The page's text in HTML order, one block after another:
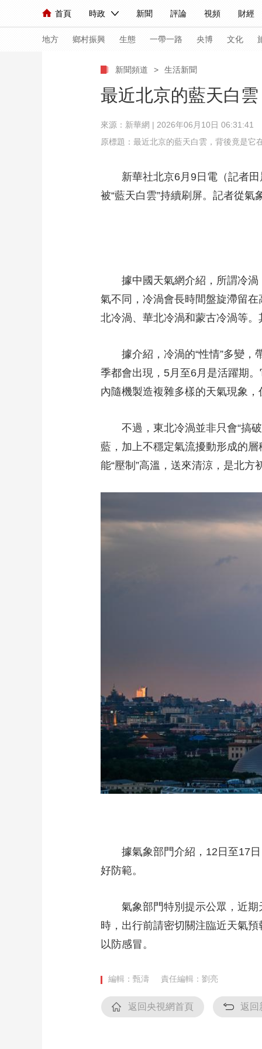
首頁 時政 新聞 評論 視頻 財經
人民領袖習近平 聯播+ 中國領導人 央視快評 習
直播 欄目大全 節目單 聽音 微視頻
海外頻道 iPanda English Монгол
地方 鄉村振興 生態 一帶一路 央博 文化
小央視頻 小央直播 直播中國 熊
前線 比劃 快看 藍海中國 新
鄉村振興 生態環境 一帶一路
大國展會 大國保險 雲頂對話
CCTV.節目官網 直播 節目單 欄目 片庫
新聞頻道 > 生活新聞
最近北京的藍天白
來源： 新華網 | 2026年06月10日 06:31:41
原標題：最近北京的藍天白雲，背後竟是它
新華社北京6月9日電（記者田
被“藍天白雲”持續刷屏。記者從氣
據中國天氣網介紹，所謂冷渦
氣不同，冷渦會長時間盤旋滯留
北冷渦、華北冷渦和蒙古冷渦等
據介紹，冷渦的“性情”多變，
季都會出現，5月至6月是活躍期
內隨機製造複雜多樣的天氣現象
不過，東北冷渦並非只會“搞破
藍，加上不穩定氣流擾動形成的
能“壓制”高溫，送來清涼，是北方
據氣象部門介紹，12日至17日
好防範。
氣象部門特別提示公眾，近期天
時，出行前請密切關注臨近天氣
以防感冒。
編輯：甄濤 責任編輯：劉亮
返回央視網首頁 返回